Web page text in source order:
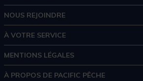
NOUS REJOINDRE
À VOTRE SERVICE
MENTIONS LÉGALES
À PROPOS DE PACIFIC PÊCHE